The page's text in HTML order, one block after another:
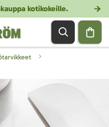
kotikokeille.